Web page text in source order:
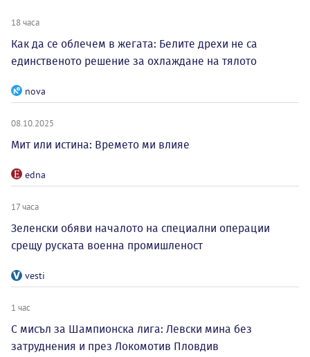
18 часа
Как да се облечем в жегата: Белите дрехи не са
единственото решение за охлаждане на тялото
nova
08.10.2025
Мит или истина: Времето ми влияе
edna
17 часа
Зеленски обяви началото на специални операции
срещу руската военна промишленост
vesti
1 час
С мисъл за Шампионска лига: Левски мина без
затруднения и през Локомотив Пловдив